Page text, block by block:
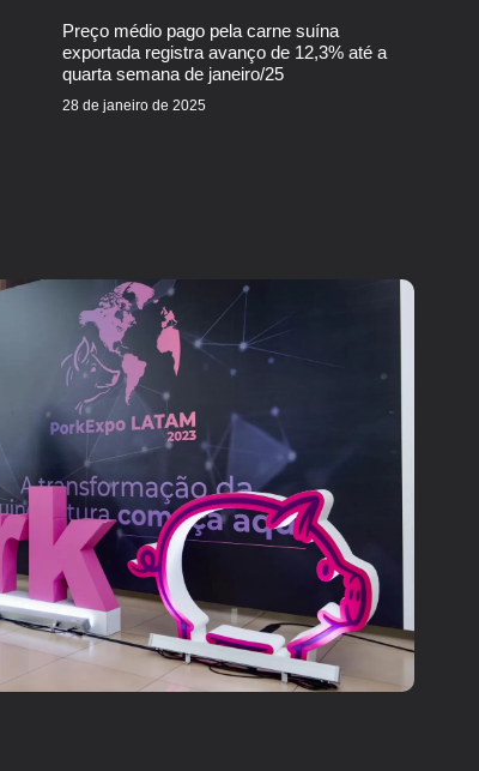
Preço médio pago pela carne suína
exportada registra avanço de 12,3% até a
quarta semana de janeiro/25
28 de janeiro de 2025